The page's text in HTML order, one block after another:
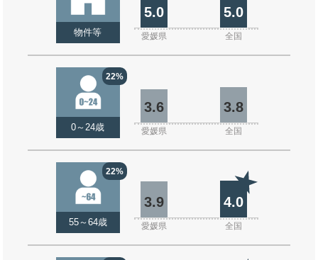
物件等
5.0 5.0
愛媛県 全国
22%
0～24歳
3.6 3.8
愛媛県 全国
22%
55～64歳
3.9 4.0
愛媛県 全国